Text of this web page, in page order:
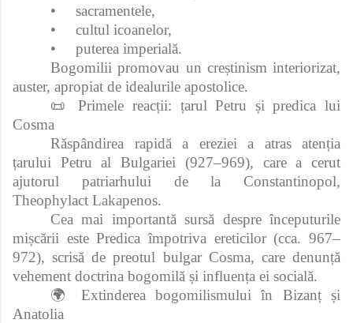
•
sacramentele,
•
cultul icoanelor,
•
puterea imperială.
Bogomilii promovau un creștinism interiorizat,
auster, apropiat de idealurile apostolice.
📜 Primele reacții: țarul Petru și predica lui
Cosma
Răspândirea rapidă a ereziei a atras atenția
țarului Petru al Bulgariei (927–969), care a cerut
ajutorul patriarhului de la Constantinopol,
Theophylact Lakapenos.
Cea mai importantă sursă despre începuturile
mișcării este Predica împotriva ereticilor (cca. 967–
972), scrisă de preotul bulgar Cosma, care denunță
vehement doctrina bogomilă și influența ei socială.
🌍 Extinderea bogomilismului în Bizanț și
Anatolia